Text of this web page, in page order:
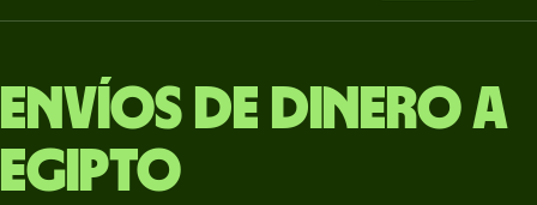
Envíos de dinero a
Egipto